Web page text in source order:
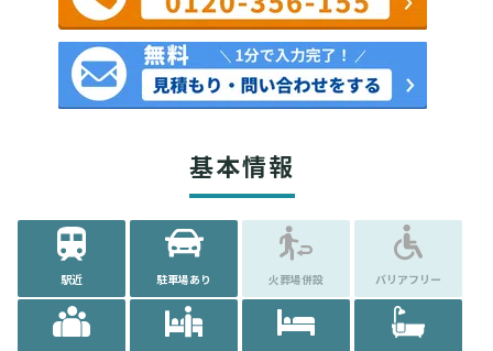
基本情報
駅近 駐車場あり 火葬場併設 バリアフリー